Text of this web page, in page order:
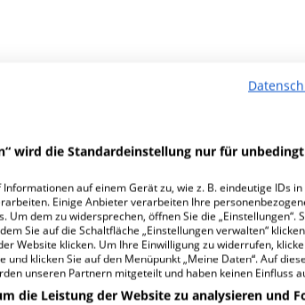
Klinik.
Marienkrankenhaus gGmbH
wird die Standardeinstellung nur für
auf einem Gerät zu, wie z. B. eindeutige IDs
Einige Anbieter verarbeiten Ihre
dem zu widersprechen, öffnen Sie die „Einstellungen“.
Sie auf die Schaltfläche „Einstellungen verwalten“
Website klicken. Um Ihre Einwilligung zu widerrufen,
klicken Sie auf den Menüpunkt „Meine Daten“. Auf
unseren Partnern mitgeteilt und haben keinen Einfluss
die Leistung der Website zu analysieren und